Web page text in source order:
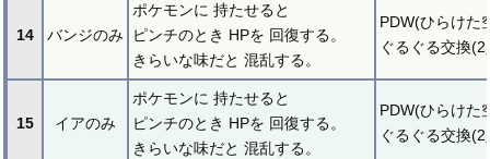
14 バンジのみ
ポケモンに 持たせると
ピンチのとき HPを 回復する。
きらいな味だと 混乱する。
PDW(ひらけた
ぐるぐる交換(2
15 イアのみ
ポケモンに 持たせると
ピンチのとき HPを 回復する。
きらいな味だと 混乱する。
PDW(ひらけた
ぐるぐる交換(2